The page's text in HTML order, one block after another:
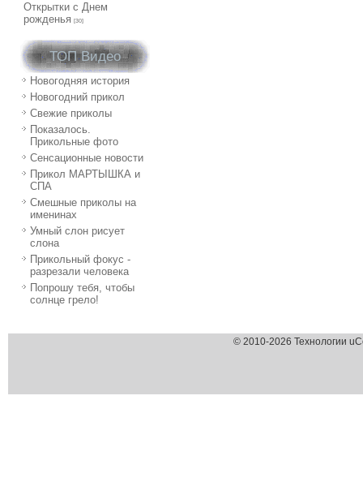
Открытки с Днем
рожденья
[30]
ТОП Видео
Новогодняя история
Новогодний прикол
Свежие приколы
Показалось.
Прикольные фото
Сенсационные новости
Прикол МАРТЫШКА и
СПА
Смешные приколы на
именинах
Умный слон рисует
слона
Прикольный фокус -
разрезали человека
Попрошу тебя, чтобы
солнце грело!
© 2010-2026 Технологии